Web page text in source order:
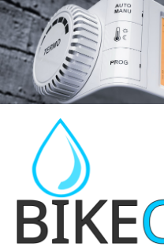
Zum
Inhalt
springen